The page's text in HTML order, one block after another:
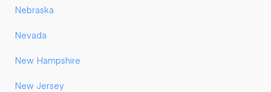
Nebraska
Nevada
New Hampshire
New Jersey